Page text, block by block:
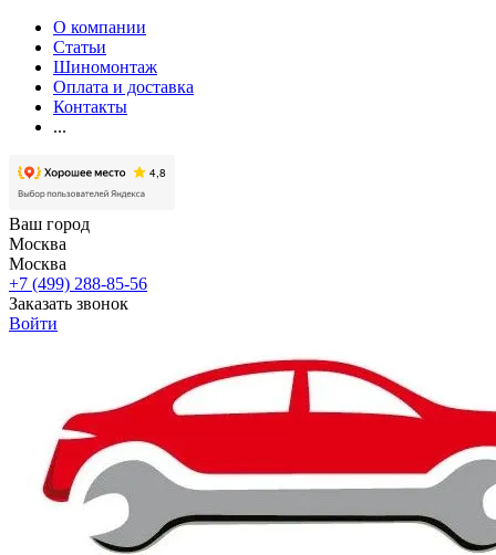
О компании
Статьи
Шиномонтаж
Оплата и доставка
Контакты
...
Ваш город
Москва
Москва
+7 (499) 288-85-56
Заказать звонок
Войти